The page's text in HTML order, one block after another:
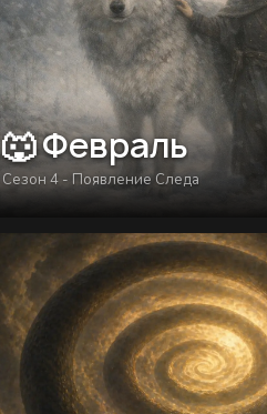
🐺 Февраль
Сезон 4 - Появление Следа